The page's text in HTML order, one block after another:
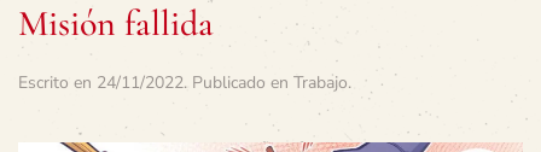
Misión fallida
Escrito en 24/11/2022. Publicado en Trabajo.